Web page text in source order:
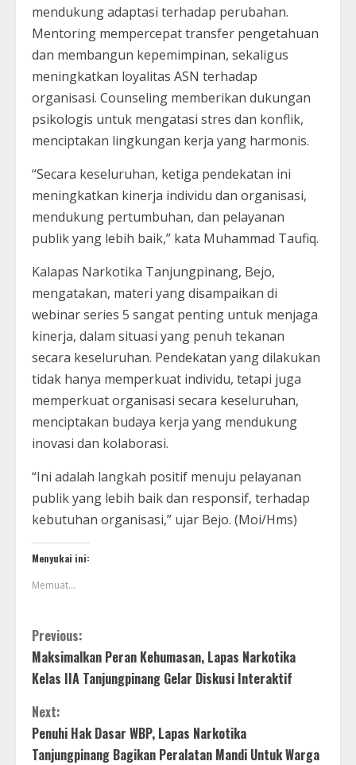
mendukung adaptasi terhadap perubahan.
Mentoring mempercepat transfer pengetahuan
dan membangun kepemimpinan, sekaligus
meningkatkan loyalitas ASN terhadap
organisasi. Counseling memberikan dukungan
psikologis untuk mengatasi stres dan konflik,
menciptakan lingkungan kerja yang harmonis.
“Secara keseluruhan, ketiga pendekatan ini
meningkatkan kinerja individu dan organisasi,
mendukung pertumbuhan, dan pelayanan
publik yang lebih baik,” kata Muhammad Taufiq.
Kalapas Narkotika Tanjungpinang, Bejo,
mengatakan, materi yang disampaikan di
webinar series 5 sangat penting untuk menjaga
kinerja, dalam situasi yang penuh tekanan
secara keseluruhan. Pendekatan yang dilakukan
tidak hanya memperkuat individu, tetapi juga
memperkuat organisasi secara keseluruhan,
menciptakan budaya kerja yang mendukung
inovasi dan kolaborasi.
“Ini adalah langkah positif menuju pelayanan
publik yang lebih baik dan responsif, terhadap
kebutuhan organisasi,” ujar Bejo. (Moi/Hms)
Menyukai ini:
Memuat...
Previous:
Maksimalkan Peran Kehumasan, Lapas Narkotika
Kelas IIA Tanjungpinang Gelar Diskusi Interaktif
Next:
Penuhi Hak Dasar WBP, Lapas Narkotika
Tanjungpinang Bagikan Peralatan Mandi Untuk Warga